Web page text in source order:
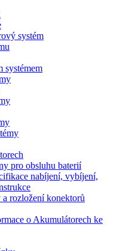
systém
systémem
pro obsluhu baterií
nabíjení, vybíjení,
a rozložení konektorů
o Akumulátorech ke